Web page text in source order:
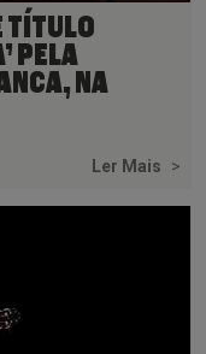
TÍTULO
PELA
NA
Ler Mais >